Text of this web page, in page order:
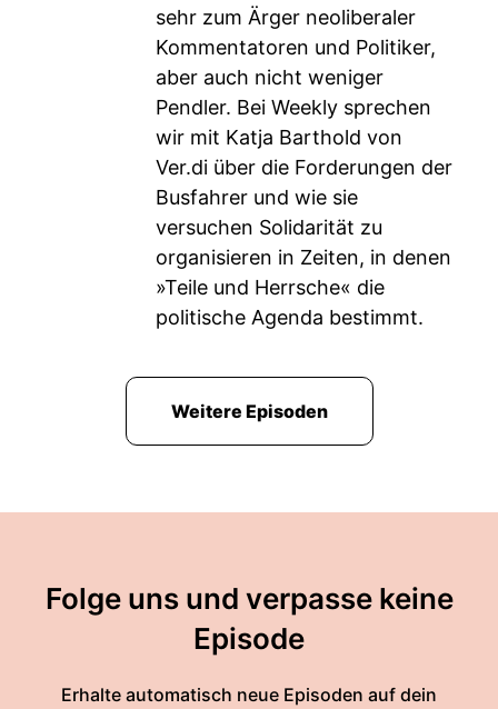
sehr zum Ärger neoliberaler
Kommentatoren und Politiker,
aber auch nicht weniger
Pendler. Bei Weekly sprechen
wir mit Katja Barthold von
Ver.di über die Forderungen der
Busfahrer und wie sie
versuchen Solidarität zu
organisieren in Zeiten, in denen
»Teile und Herrsche« die
politische Agenda bestimmt.
Weitere Episoden
Folge uns und verpasse keine
Episode
Erhalte automatisch neue Episoden auf dein